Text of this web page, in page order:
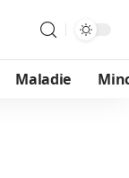
Maladie